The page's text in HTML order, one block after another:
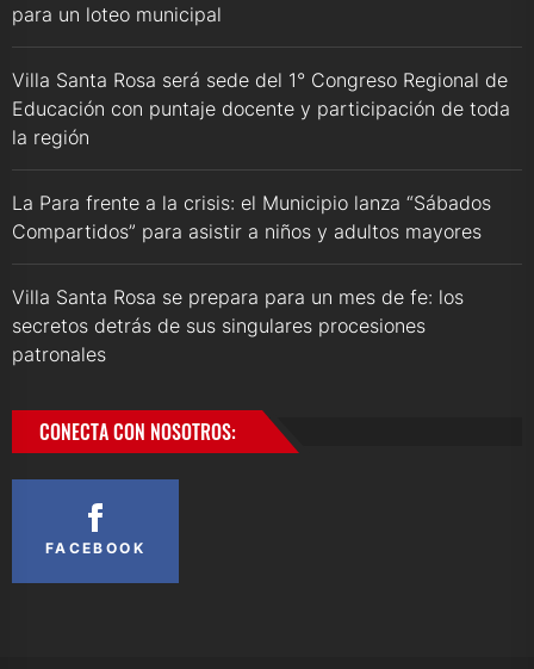
para un loteo municipal
Villa Santa Rosa será sede del 1° Congreso Regional de
Educación con puntaje docente y participación de toda
la región
La Para frente a la crisis: el Municipio lanza “Sábados
Compartidos” para asistir a niños y adultos mayores
Villa Santa Rosa se prepara para un mes de fe: los
secretos detrás de sus singulares procesiones
patronales
CONECTA CON NOSOTROS:
FACEBOOK